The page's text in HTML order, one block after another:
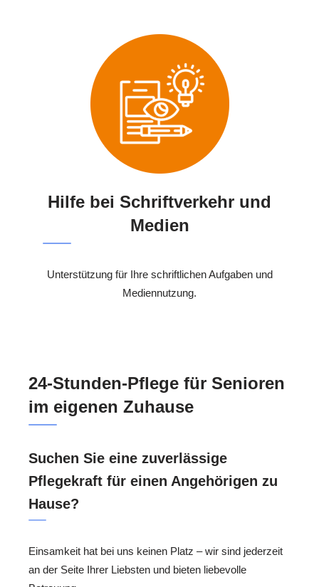
Hilfe bei Schriftverkehr und
Medien
Unterstützung für Ihre schriftlichen Aufgaben und
Mediennutzung.
24-Stunden-Pflege für Senioren
im eigenen Zuhause
Suchen Sie eine zuverlässige
Pflegekraft für einen Angehörigen zu
Hause?
Einsamkeit hat bei uns keinen Platz – wir sind jederzeit
an der Seite Ihrer Liebsten und bieten liebevolle